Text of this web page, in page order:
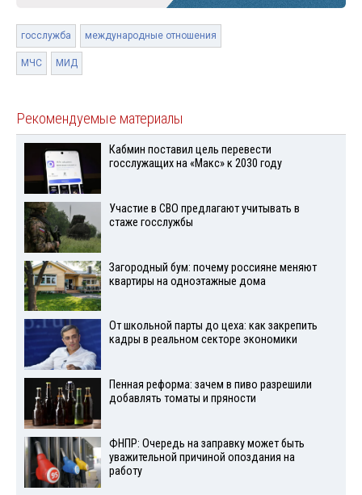
госслужба международные отношения
МЧС МИД
Рекомендуемые материалы
Кабмин поставил цель перевести
госслужащих на «Макс» к 2030 году
Участие в СВО предлагают учитывать в
стаже госслужбы
Загородный бум: почему россияне меняют
квартиры на одноэтажные дома
От школьной парты до цеха: как закрепить
кадры в реальном секторе экономики
Пенная реформа: зачем в пиво разрешили
добавлять томаты и пряности
ФНПР: Очередь на заправку может быть
уважительной причиной опоздания на
работу